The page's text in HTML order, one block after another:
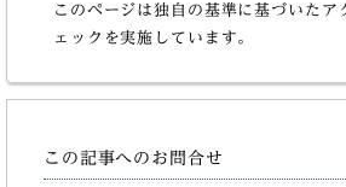
このページは独自の基準に基づいたア
ェックを実施しています。
この記事へのお問合せ